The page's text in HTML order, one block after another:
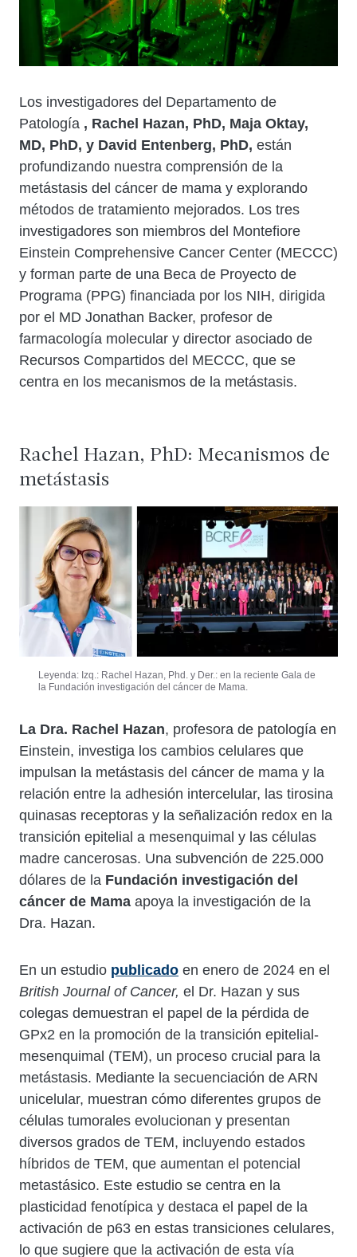
Los investigadores del Departamento de
Patología , Rachel Hazan, PhD, Maja Oktay,
MD, PhD, y David Entenberg, PhD, están
profundizando nuestra comprensión de la
metástasis del cáncer de mama y explorando
métodos de tratamiento mejorados. Los tres
investigadores son miembros del Montefiore
Einstein Comprehensive Cancer Center (MECCC)
y forman parte de una Beca de Proyecto de
Programa (PPG) financiada por los NIH, dirigida
por el MD Jonathan Backer, profesor de
farmacología molecular y director asociado de
Recursos Compartidos del MECCC, que se
centra en los mecanismos de la metástasis.
Rachel Hazan, PhD: Mecanismos de
metástasis
Leyenda: Izq.: Rachel Hazan, Phd. y Der.: en la reciente Gala de
la Fundación investigación del cáncer de Mama.
La Dra. Rachel Hazan, profesora de patología en
Einstein, investiga los cambios celulares que
impulsan la metástasis del cáncer de mama y la
relación entre la adhesión intercelular, las tirosina
quinasas receptoras y la señalización redox en la
transición epitelial a mesenquimal y las células
madre cancerosas. Una subvención de 225.000
dólares de la Fundación investigación del
cáncer de Mama apoya la investigación de la
Dra. Hazan.
En un estudio publicado en enero de 2024 en el
British Journal of Cancer, el Dr. Hazan y sus
colegas demuestran el papel de la pérdida de
GPx2 en la promoción de la transición epitelial-
mesenquimal (TEM), un proceso crucial para la
metástasis. Mediante la secuenciación de ARN
unicelular, muestran cómo diferentes grupos de
células tumorales evolucionan y presentan
diversos grados de TEM, incluyendo estados
híbridos de TEM, que aumentan el potencial
metastásico. Este estudio se centra en la
plasticidad fenotípica y destaca el papel de la
activación de p63 en estas transiciones celulares,
lo que sugiere que la activación de esta vía